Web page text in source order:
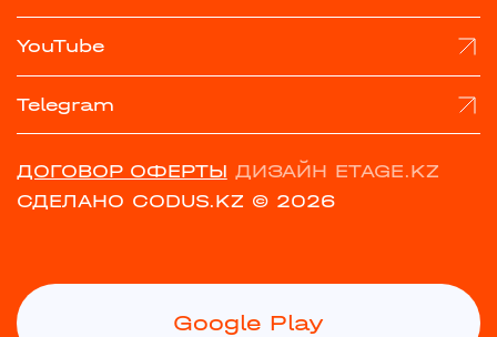
YouTube
Telegram
ДОГОВОР ОФЕРТЫ ДИЗАЙН ETAGE.KZ
СДЕЛАНО CODUS.KZ © 2026
Google Play